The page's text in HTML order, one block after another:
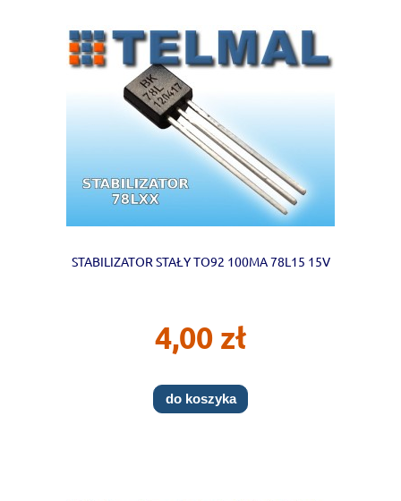
STABILIZATOR STAŁY TO92 100MA 78L15 15V
4,00 zł
do koszyka